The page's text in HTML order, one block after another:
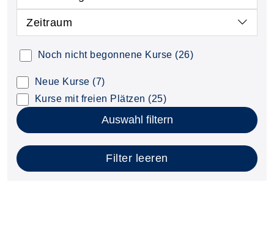
Zeitraum
Noch nicht begonnene Kurse (26)
Neue Kurse (7)
Kurse mit freien Plätzen (25)
Auswahl filtern
Filter leeren